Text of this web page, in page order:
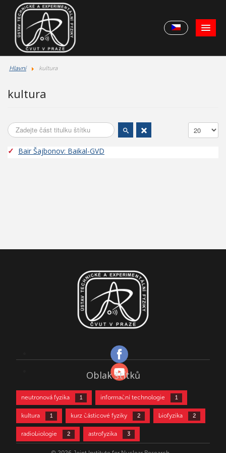
Hlavní kultura
kultura
Zadejte část titulku štítku Počet
Bair Šajbonov: Baikal-GVD
Oblak štítků
neutronová fyzika 1 informační technologie 1
kultura 1 kurz částicové fyziky 2 biofyzika 2
radiobiologie 2 astrofyzika 3